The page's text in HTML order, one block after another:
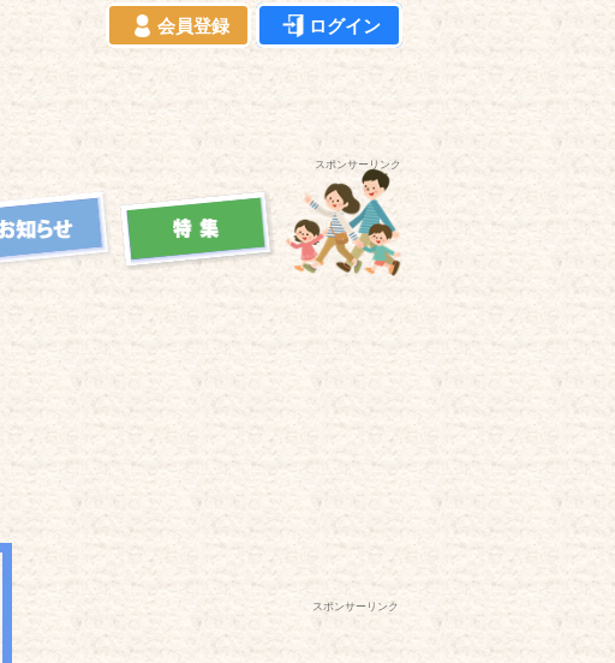
会員登録 ログイン
スポンサーリンク
スポンサーリンク